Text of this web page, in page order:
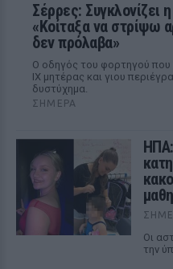
Σέρρες: Συγκλονίζει
«Κοίταξα να στρίψω
δεν πρόλαβα»
Ο οδηγός του φορτηγού που
ΙΧ μητέρας και γιου
δυστύχημα.
ΣΉΜΕΡΑ
Οι
την